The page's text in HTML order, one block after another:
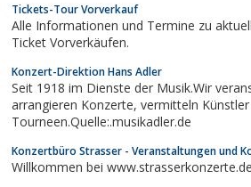
Tickets-Tour Vorverkauf
Alle Informationen und Termine zu
Ticket Vorverkäufen.
Konzert-Direktion Hans Adler
Seit 1918 im Dienste der Musik.Wir
arrangieren Konzerte, vermitteln Künstler und organisieren
Tourneen.Quelle:.musikadler.de
Konzertbüro Strasser - Veranstaltungen und
Willkommen bei www.strasserkonzerte.de